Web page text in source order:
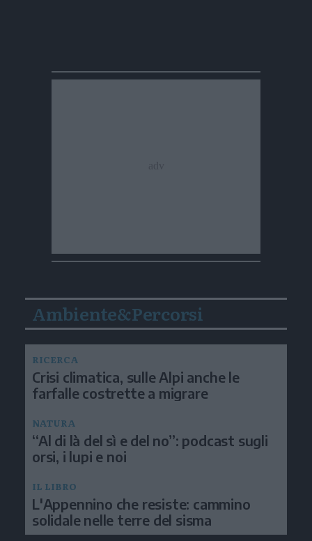
Ambiente&Percorsi
RICERCA
Crisi climatica, sulle Alpi anche le
farfalle costrette a migrare
NATURA
“Al di là del sì e del no”: podcast sugli
orsi, i lupi e noi
IL LIBRO
L'Appennino che resiste: cammino
solidale nelle terre del sisma